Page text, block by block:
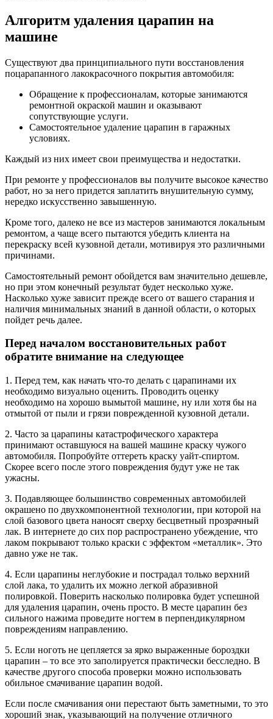
Алгоритм удаления царапин на
машине
Существуют два принципиального пути восстановления
поцарапанного лакокрасочного покрытия автомобиля:
Обращение к профессионалам, которые занимаются
ремонтной окраской машин и оказывают
сопутствующие услуги.
Самостоятельное удаление царапин в гаражных
условиях.
Каждый из них имеет свои преимущества и недостатки.
При ремонте у профессионалов вы получите высокое качество
работ, но за него придется заплатить внушительную сумму,
нередко искусственно завышенную.
Кроме того, далеко не все из мастеров занимаются локальным
ремонтом, а чаще всего пытаются убедить клиента на
перекраску всей кузовной детали, мотивируя это различными
причинами.
Самостоятельный ремонт обойдется вам значительно дешевле,
но при этом конечный результат будет несколько хуже.
Насколько хуже зависит прежде всего от вашего старания и
наличия минимальных знаний в данной области, о которых
пойдет речь далее.
Перед началом восстановительных работ
обратите внимание на следующее
1. Перед тем, как начать что-то делать с царапинами их
необходимо визуально оценить. Проводить оценку
необходимо на хорошо вымытой машине, ну или хотя бы на
отмытой от пыли и грязи поврежденной кузовной детали.
2. Часто за царапины катастрофического характера
принимают оставшуюся на вашей машине краску чужого
автомобиля. Попробуйте оттереть краску уайт-спиртом.
Скорее всего после этого повреждения будут уже не так
ужасны.
3. Подавляющее большинство современных автомобилей
окрашено по двухкомпонентной технологии, при которой на
слой базового цвета наносят сверху бесцветный прозрачный
лак. В интернете до сих пор распространено убеждение, что
лаком покрывают только краски с эффектом «металлик». Это
давно уже не так.
4. Если царапины неглубокие и пострадал только верхний
слой лака, то удалить их можно легкой абразивной
полировкой. Поверить насколько полировка будет успешной
для удаления царапин, очень просто. В месте царапин без
сильного нажима проведите ногтем в перпендикулярном
повреждениям направлению.
5. Если ноготь не цепляется за ярко выраженные бороздки
царапин – то все это заполируется практически бесследно. В
качестве другого способа проверки можно использовать
обильное смачивание царапин водой.
Если после смачивания они перестают быть заметными, то это
хороший знак, указывающий на получение отличного